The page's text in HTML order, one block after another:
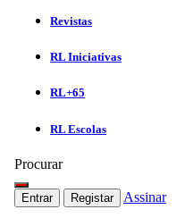
Revistas
RL Iniciativas
RL+65
RL Escolas
Procurar
Entrar Registar Assinar